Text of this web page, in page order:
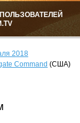
2018
Command (США)